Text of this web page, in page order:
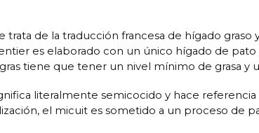
trata de la traducción francesa de hígado
es elaborado con un único hígado de
tiene que tener un nivel mínimo de grasa
literalmente semicocido y hace
el micuit es sometido a un proceso de